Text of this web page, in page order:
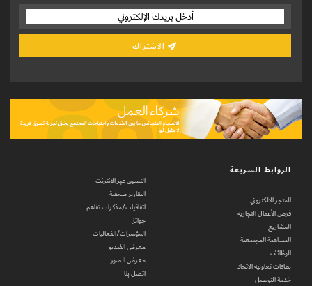
الروابط السريعة
المتجر الالكتروني
فرص الأعمال التجارية
المشاريع
المساهمة المجتمعية
الوظائف
بطاقات تعاونية الاتحاد
خدمة التوصيل
التسوق عبر الانترنت
التقارير صحفية
اتفاقيات/مذكرات تفاهم
جوائز
المؤتمرات/الفعاليات
معرض الفيديو
معرض الصور
اتصل بنا